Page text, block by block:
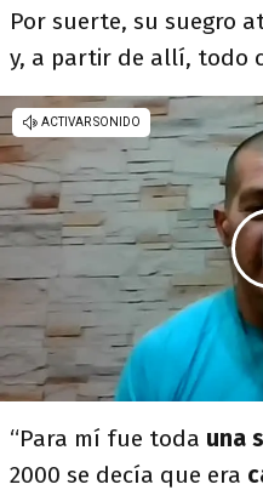
Por suerte, su suegro
y, a partir de allí, todo
“Para mí fue toda una
2000 se decía que era